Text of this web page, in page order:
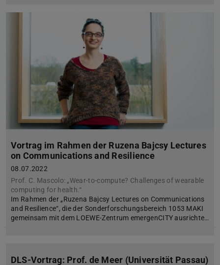
Vortrag im Rahmen der Ruzena Bajcsy Lectures
on Communications and Resilience
08.07.2022
Prof. C. Mascolo: „Wear-to-compute? Challenges of wearable
computing for health.“
Im Rahmen der „Ruzena Bajcsy Lectures on Communications
and Resilience“, die der Sonderforschungsbereich 1053 MAKI
gemeinsam mit dem LOEWE-Zentrum emergenCITY ausrichte…
DLS-Vortrag: Prof. de Meer (Universität Passau)